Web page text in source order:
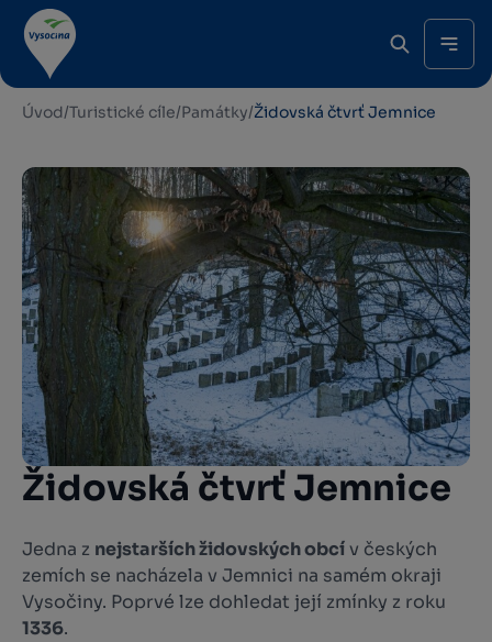
Úvod/Turistické cíle/Památky/Židovská čtvrť Jemnice
Židovská čtvrť Jemnice
Jedna z nejstarších židovských obcív českých
zemích se nacházela v Jemnici na samém okraji
Vysočiny. Poprvé lze dohledat její zmínky z roku
1336.